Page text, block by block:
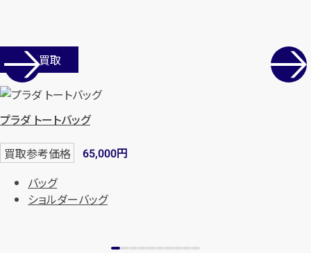
店舗買取
プラダ トートバッグ
買取参考価格 65,000円
バッグ
ショルダーバッグ